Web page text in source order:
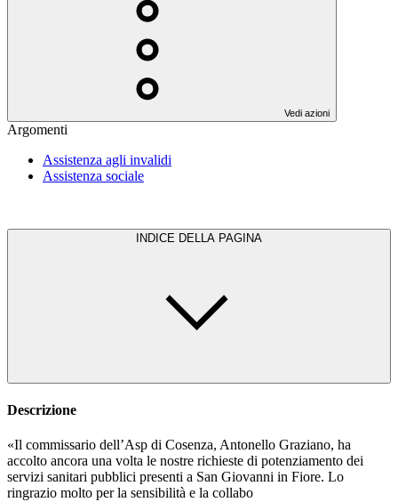
Vedi azioni
Argomenti
Assistenza agli invalidi
Assistenza sociale
INDICE DELLA PAGINA
Descrizione
«Il commissario dell’Asp di Cosenza, Antonello Graziano, ha
accolto ancora una volta le nostre richieste di potenziamento dei
servizi sanitari pubblici presenti a San Giovanni in Fiore. Lo
ringrazio molto per la sensibilità e la collabo